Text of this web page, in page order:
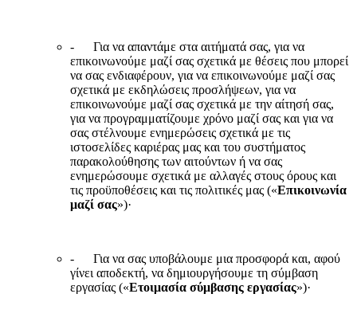
- Για να απαντάμε στα αιτήματά σας, για να
επικοινωνούμε μαζί σας σχετικά με θέσεις που μπορεί
να σας ενδιαφέρουν, για να επικοινωνούμε μαζί σας
σχετικά με εκδηλώσεις προσλήψεων, για να
επικοινωνούμε μαζί σας σχετικά με την αίτησή σας,
για να προγραμματίζουμε χρόνο μαζί σας και για να
σας στέλνουμε ενημερώσεις σχετικά με τις
ιστοσελίδες καριέρας μας και του συστήματος
παρακολούθησης των αιτούντων ή να σας
ενημερώσουμε σχετικά με αλλαγές στους όρους και
τις προϋποθέσεις και τις πολιτικές μας («Επικοινωνία
μαζί σας»)·
- Για να σας υποβάλουμε μια προσφορά και, αφού
γίνει αποδεκτή, να δημιουργήσουμε τη σύμβαση
εργασίας («Ετοιμασία σύμβασης εργασίας»)·